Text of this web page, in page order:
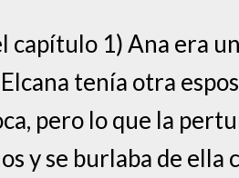
capítulo 1) Ana era
tenía otra
pero lo que la
y se burlaba de ella